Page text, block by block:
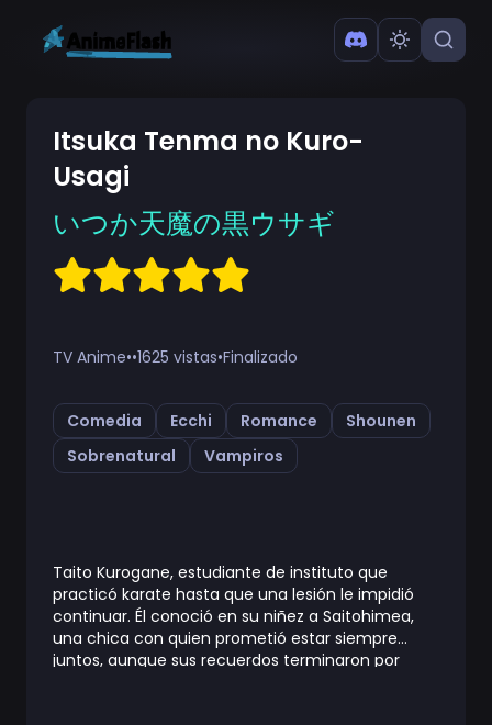
Itsuka Tenma no Kuro-
Usagi
いつか天魔の黒ウサギ
TV Anime••1625 vistas•Finalizado
Comedia Ecchi Romance
Shounen
Sobrenatural
Vampiros
Taito Kurogane, estudiante de instituto que
practicó karate hasta que una lesión le impidió
continuar. Él conoció en su niñez a Saitohimea,
una chica con quien prometió estar siempre
juntos, aunque sus recuerdos terminaron por